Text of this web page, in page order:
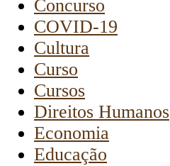
Concurso
COVID-19
Cultura
Curso
Cursos
Direitos Humanos
Economia
Educação